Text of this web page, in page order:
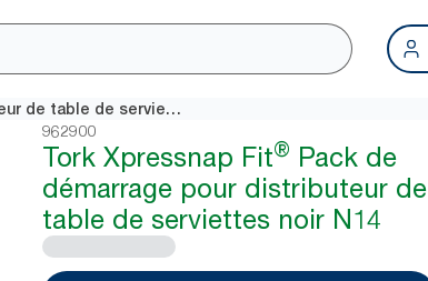
Tork Xpressnap Fit® Pack de démarrage pour distributeur de table de serviettes noir N14
962900
Tork Xpressnap Fit® Pack de
démarrage pour distributeur de
table de serviettes noir N14